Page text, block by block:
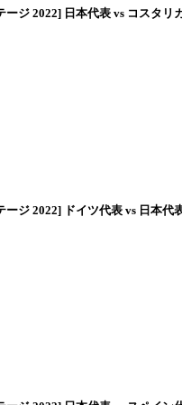
ジ 2022] 日本代表 vs コスタリ
ジ 2022] ドイツ代表 vs 日本代